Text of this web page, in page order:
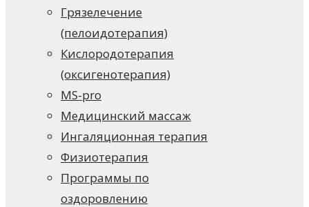
Грязелечение
(пелоидотерапия)
Кислородотерапия
(оксигенотерапия)
MS-pro
Медицинский массаж
Ингаляционная терапия
Физиотерапия
Программы по
оздоровлению